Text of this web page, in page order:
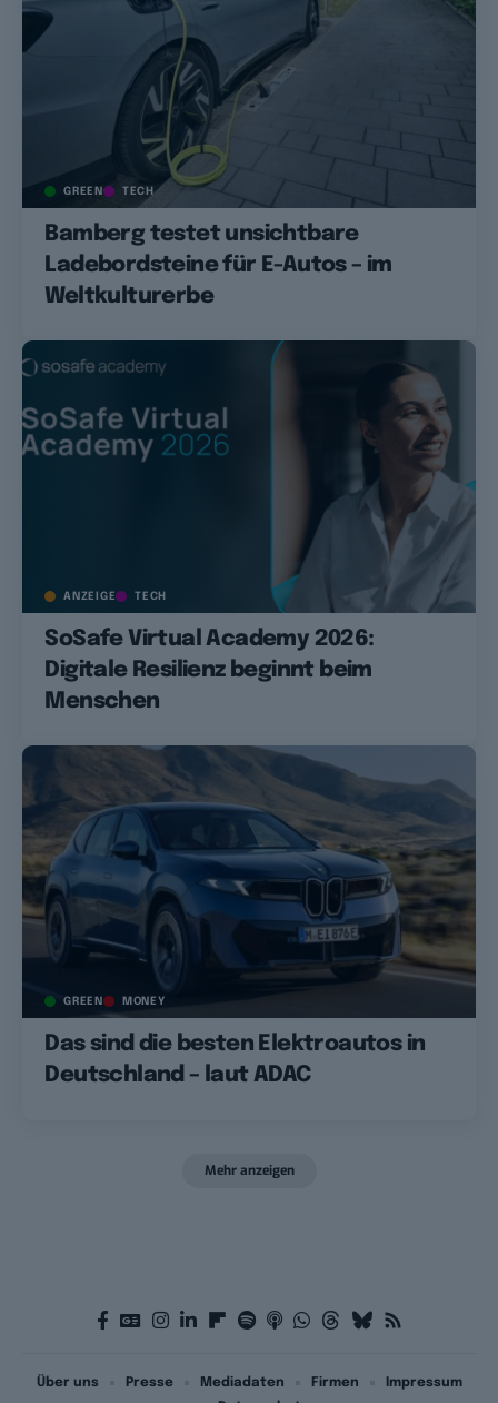
GREEN TECH
Bamberg testet unsichtbare
Ladebordsteine für E-Autos – im
Weltkulturerbe
ANZEIGE TECH
SoSafe Virtual Academy 2026:
Digitale Resilienz beginnt beim
Menschen
GREEN MONEY
Das sind die besten Elektroautos in
Deutschland – laut ADAC
Mehr anzeigen
Über uns Presse Mediadaten Firmen
Impressum